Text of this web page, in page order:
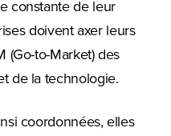
constante de leur
doivent axer leurs
(Go-to-Market) des
de la technologie.
coordonnées, elles